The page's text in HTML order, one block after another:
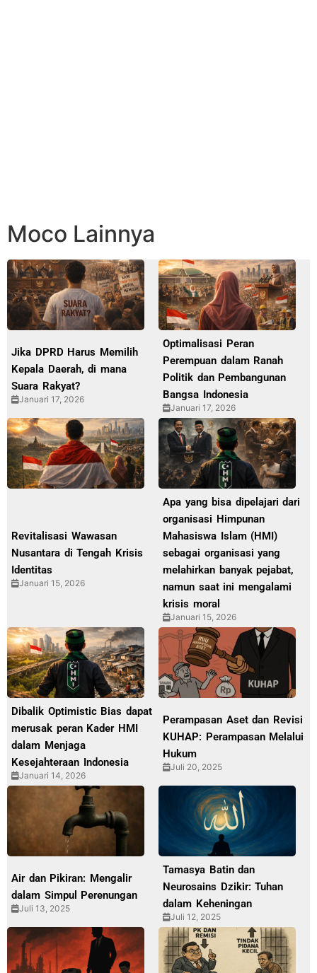
Moco Lainnya
Jika DPRD Harus Memilih
Kepala Daerah, di mana
Suara Rakyat?
Januari 17, 2026
Optimalisasi Peran
Perempuan dalam Ranah
Politik dan Pembangunan
Bangsa Indonesia
Januari 17, 2026
Revitalisasi Wawasan
Nusantara di Tengah Krisis
Identitas
Januari 15, 2026
Apa yang bisa dipelajari dari
organisasi Himpunan
Mahasiswa Islam (HMI)
sebagai organisasi yang
melahirkan banyak pejabat,
namun saat ini mengalami
krisis moral
Januari 15, 2026
Dibalik Optimistic Bias dapat
merusak peran Kader HMI
dalam Menjaga
Kesejahteraan Indonesia
Januari 14, 2026
Perampasan Aset dan Revisi
KUHAP: Perampasan Melalui
Hukum
Juli 20, 2025
Air dan Pikiran: Mengalir
dalam Simpul Perenungan
Juli 13, 2025
Tamasya Batin dan
Neurosains Dzikir: Tuhan
dalam Keheningan
Juli 12, 2025